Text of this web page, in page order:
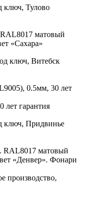
матовый
«Сахара»
0.5мм, 30 лет
лет гарантия
RAL8017 матовый
«Денвер». Фонари
производство,